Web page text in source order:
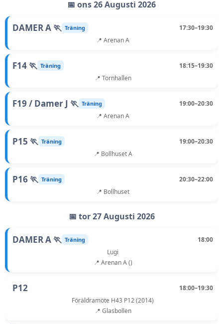
📅 ons 26 Augusti 2026
DAMER A 🏃 Träning
17:30–19:30
📍 Arenan A
F14 🏃 Träning
18:15–19:30
📍 Tornhallen
F19 / Damer J 🏃 Träning
19:00–20:30
📍 Arenan A
P15 🏃 Träning
19:00–20:30
📍 Bollhuset A
P16 🏃 Träning
20:30–22:00
📍 Bollhuset
📅 tor 27 Augusti 2026
DAMER A 🏃 Träning
18:00
Lugi
📍 Arenan A ()
P12
18:00–19:30
Föräldramöte H43 P12 (2014)
📍 Glasbollen